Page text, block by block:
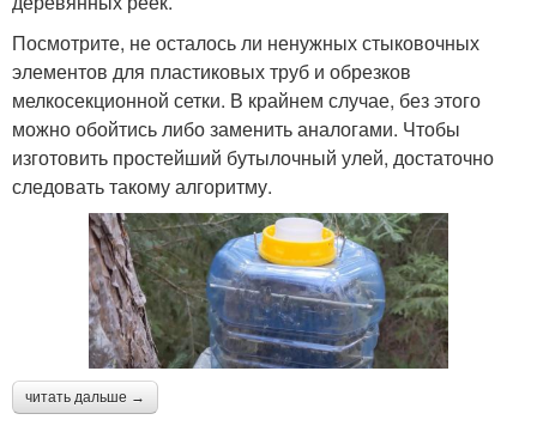
Посмотрите, не осталось ли ненужных стыковочных
элементов для пластиковых труб и обрезков
мелкосекционной сетки. В крайнем случае, без этого
можно обойтись либо заменить аналогами. Чтобы
изготовить простейший бутылочный улей, достаточно
следовать такому алгоритму.
читать дальше →